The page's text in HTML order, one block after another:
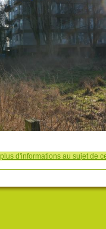
d'informations au sujet de